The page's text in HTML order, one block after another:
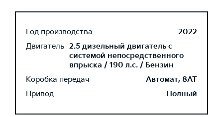
Год производства
2022
Двигатель 2.5 дизельный двигатель с
системой непосредственного
впрыска / 190 л.с. / Бензин
Коробка передач
Автомат, 8AT
Привод
Полный